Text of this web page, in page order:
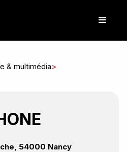
& multimédia>
54000 Nancy